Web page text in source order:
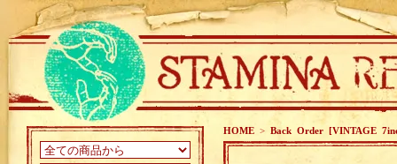
HOME > Back Order [VINTAGE